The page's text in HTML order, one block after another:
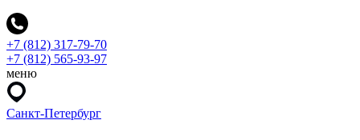
+7 (812) 317-79-70
+7 (812) 565-93-97
меню
Санкт-Петербург